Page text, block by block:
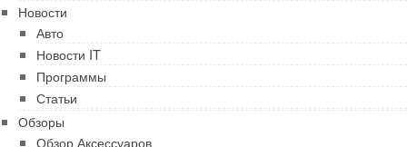
Новости
Авто
Новости IT
Программы
Статьи
Обзоры
Обзор Аксессуаров